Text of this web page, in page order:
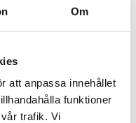
Om
att anpassa innehållet
funktioner
trafik. Vi
Frostvakt 25